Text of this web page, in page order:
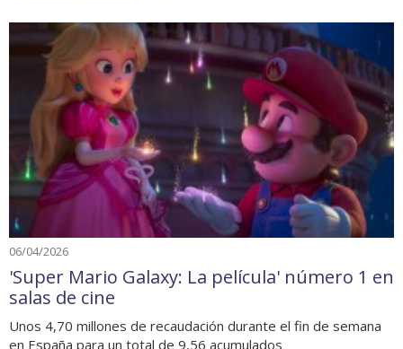
06/04/2026
'Super Mario Galaxy: La película' número 1 en
salas de cine
Unos 4,70 millones de recaudación durante el fin de semana
en España para un total de 9,56 acumulados